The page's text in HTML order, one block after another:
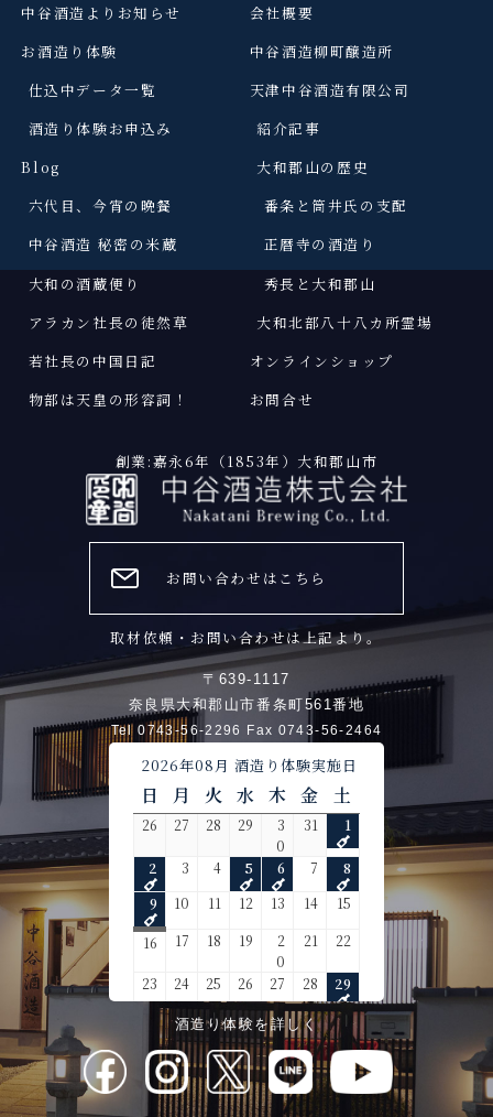
中谷酒造よりお知らせ
お酒造り体験
仕込中データ一覧
酒造り体験お申込み
Blog
六代目、今宵の晩餐
中谷酒造 秘密の米蔵
大和の酒蔵便り
アラカン社長の徒然草
若社長の中国日記
物部は天皇の形容詞 ！
会社概要
中谷酒造柳町醸造所
天津中谷酒造有限公司
紹介記事
大和郡山の歴史
番条と筒井氏の支配
正暦寺の酒造り
秀長と大和郡山
大和北部八十八カ所霊場
オンラインショップ
お問合せ
創業:嘉永6年（1853年）大和郡山市
お問い合わせはこちら
取材依頼・お問い合わせは上記より。
〒639-1117
奈良県大和郡山市番条町561番地
Tel 0743-56-2296 Fax 0743-56-2464
酒造り体験を詳しく